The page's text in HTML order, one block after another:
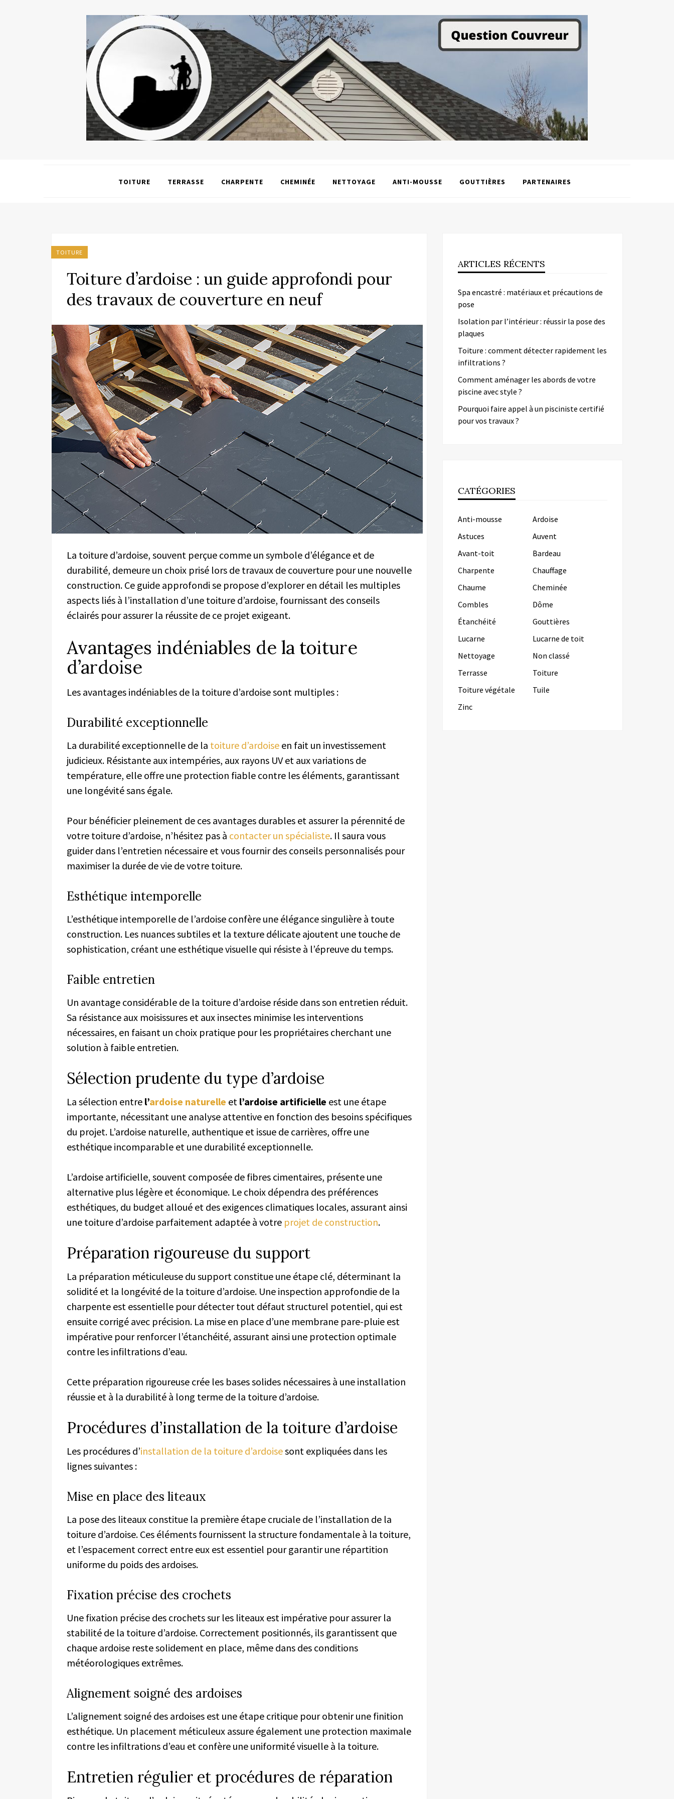
TOITURE TERRASSE CHARPENTE CHEMINÉE NETTOYAGE ANTI-MOUSSE GOUTTIÈRES PARTENAIRES
TOITURE
Toiture d’ardoise : un guide approfondi pour
des travaux de couverture en neuf
La toiture d’ardoise, souvent perçue comme un symbole d’élégance et de
durabilité, demeure un choix prisé lors de travaux de couverture pour une nouvelle
construction. Ce guide approfondi se propose d’explorer en détail les multiples
aspects liés à l’installation d’une toiture d’ardoise, fournissant des conseils
éclairés pour assurer la réussite de ce projet exigeant.
Avantages indéniables de la toiture
d’ardoise
Les avantages indéniables de la toiture d’ardoise sont multiples :
Durabilité exceptionnelle
La durabilité exceptionnelle de la toiture d’ardoise en fait un investissement
judicieux. Résistante aux intempéries, aux rayons UV et aux variations de
température, elle offre une protection fiable contre les éléments, garantissant
une longévité sans égale.
Pour bénéficier pleinement de ces avantages durables et assurer la pérennité de
votre toiture d’ardoise, n’hésitez pas à contacter un spécialiste. Il saura vous
guider dans l’entretien nécessaire et vous fournir des conseils personnalisés pour
maximiser la durée de vie de votre toiture.
Esthétique intemporelle
L’esthétique intemporelle de l’ardoise confère une élégance singulière à toute
construction. Les nuances subtiles et la texture délicate ajoutent une touche de
sophistication, créant une esthétique visuelle qui résiste à l’épreuve du temps.
Faible entretien
Un avantage considérable de la toiture d’ardoise réside dans son entretien réduit.
Sa résistance aux moisissures et aux insectes minimise les interventions
nécessaires, en faisant un choix pratique pour les propriétaires cherchant une
solution à faible entretien.
Sélection prudente du type d’ardoise
La sélection entre l’ardoise naturelle et l’ardoise artificielle est une étape
importante, nécessitant une analyse attentive en fonction des besoins spécifiques
du projet. L’ardoise naturelle, authentique et issue de carrières, offre une
esthétique incomparable et une durabilité exceptionnelle.
L’ardoise artificielle, souvent composée de fibres cimentaires, présente une
alternative plus légère et économique. Le choix dépendra des préférences
esthétiques, du budget alloué et des exigences climatiques locales, assurant ainsi
une toiture d’ardoise parfaitement adaptée à votre projet de construction.
Préparation rigoureuse du support
La préparation méticuleuse du support constitue une étape clé, déterminant la
solidité et la longévité de la toiture d’ardoise. Une inspection approfondie de la
charpente est essentielle pour détecter tout défaut structurel potentiel, qui est
ensuite corrigé avec précision. La mise en place d’une membrane pare-pluie est
impérative pour renforcer l’étanchéité, assurant ainsi une protection optimale
contre les infiltrations d’eau.
Cette préparation rigoureuse crée les bases solides nécessaires à une installation
réussie et à la durabilité à long terme de la toiture d’ardoise.
Procédures d’installation de la toiture d’ardoise
Les procédures d’installation de la toiture d’ardoisesont expliquées dans les
lignes suivantes :
Mise en place des liteaux
La pose des liteaux constitue la première étape cruciale de l’installation de la
toiture d’ardoise. Ces éléments fournissent la structure fondamentale à la toiture,
et l’espacement correct entre eux est essentiel pour garantir une répartition
uniforme du poids des ardoises.
Fixation précise des crochets
Une fixation précise des crochets sur les liteaux est impérative pour assurer la
stabilité de la toiture d’ardoise. Correctement positionnés, ils garantissent que
chaque ardoise reste solidement en place, même dans des conditions
météorologiques extrêmes.
Alignement soigné des ardoises
L’alignement soigné des ardoises est une étape critique pour obtenir une finition
esthétique. Un placement méticuleux assure également une protection maximale
contre les infiltrations d’eau et confère une uniformité visuelle à la toiture.
Entretien régulier et procédures de réparation
ARTICLES RÉCENTS
Spa encastré : matériaux et précautions de
pose
Isolation par l’intérieur : réussir la pose des
plaques
Toiture : comment détecter rapidement les
infiltrations ?
Comment aménager les abords de votre
piscine avec style ?
Pourquoi faire appel à un pisciniste certifié
pour vos travaux ?
CATÉGORIES
Anti-mousse
Ardoise
Astuces
Auvent
Avant-toit
Bardeau
Charpente
Chauffage
Chaume
Cheminée
Combles
Dôme
Étanchéité
Gouttières
Lucarne
Lucarne de toit
Nettoyage
Non classé
Terrasse
Toiture
Toiture végétale
Tuile
Zinc